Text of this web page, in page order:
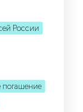
России
погашение